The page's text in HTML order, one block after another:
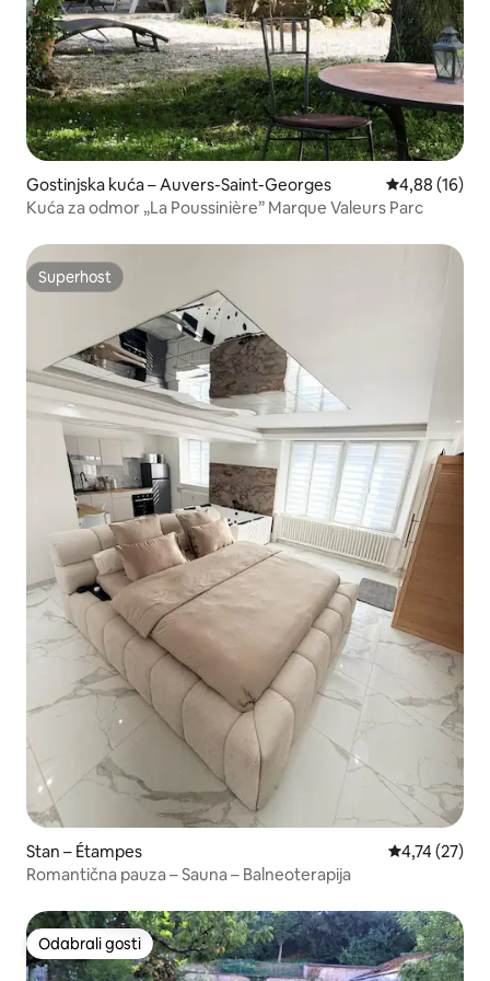
Gostinjska kuća – Auvers-Saint-Georges Prosječna
4,88 (16)
Kuća za odmor „La Poussinière” Marque Valeurs Parc
Superhost
Superhost
Stan – Étampes Prosječna
4,74 (27)
Romantična pauza – Sauna – Balneoterapija
Odabrali gosti
Odabrali gosti